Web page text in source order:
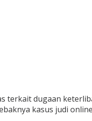
terkait dugaan
kasus judi